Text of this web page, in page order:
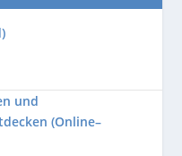
und
(Online–